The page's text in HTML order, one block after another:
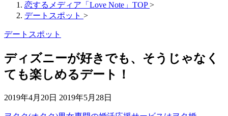
恋するメディア「Love Note」TOP >
デートスポット >
デートスポット
ディズニーが好きでも、そうじゃなく
ても楽しめるデート！
2019年4月20日 2019年5月28日